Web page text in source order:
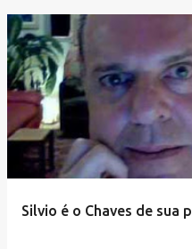
Silvio é o Chaves de sua